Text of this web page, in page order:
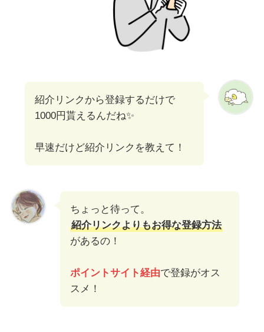
紹介リンクから登録するだけで
1000円貰えるんだね✨
早速だけど紹介リンクを教えて！
ちょっと待って。
紹介リンクよりもお得な登録方法
があるの！
ポイントサイト経由で登録がオス
スメ！